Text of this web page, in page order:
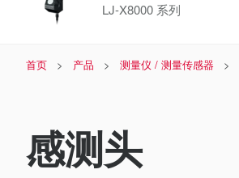
LJ-X8000 系列
首页 产品 测量仪 / 测量传感器
感测头